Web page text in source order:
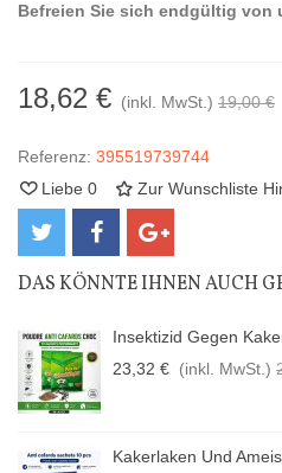
Befreien Sie sich endgültig von
18,62 € (inkl. MwSt.) 19,00 €
Referenz: 395519739744
Liebe 0 Zur Wunschliste
DAS KÖNNTE IHNEN AUCH
Insektizid Gegen
23,32 € (inkl. MwSt.)
Kakerlaken Und